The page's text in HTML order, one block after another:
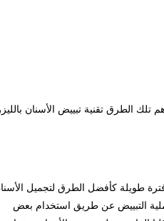
الطرق تقنية تبييض الأسنان بالليزر
طويلة كأفضل الطرق لتجميل
التبييض عن طريق استخدام بعض